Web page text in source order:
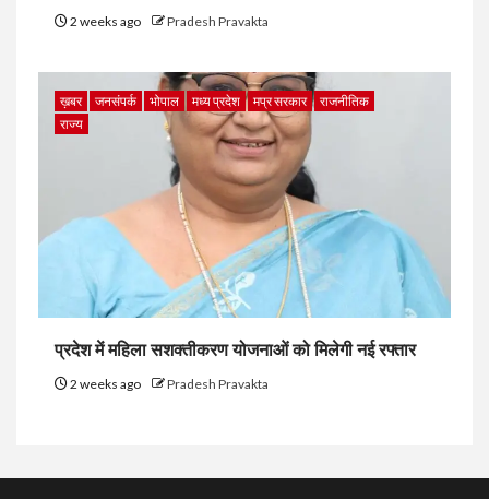
2 weeks ago Pradesh Pravakta
ख़बर जनसंपर्क भोपाल मध्य प्रदेश मप्र सरकार
राजनीतिक
राज्य
प्रदेश में महिला सशक्तीकरण योजनाओं को मिलेगी नई रफ्तार
2 weeks ago Pradesh Pravakta